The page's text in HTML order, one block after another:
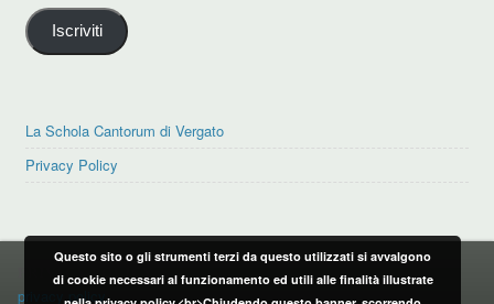
mail
Iscriviti
La Schola Cantorum di Vergato
Privacy Policy
PRIVACY POLICY
privacy policy
Questo sito o gli strumenti terzi da questo utilizzati si avvalgono
di cookie necessari al funzionamento ed utili alle finalità illustrate